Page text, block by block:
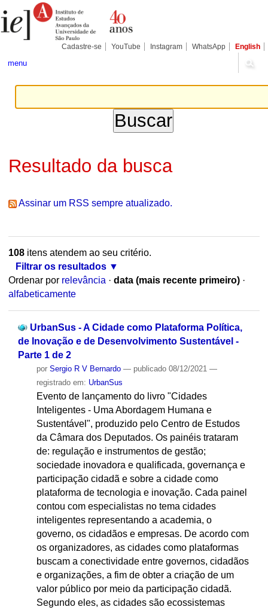
para
conteúdo.
Pessoais
Cadastre-se YouTube Instagram WhatsApp English
menu
Resultado da busca
Assinar um RSS sempre atualizado.
108itens atendem ao seu critério.
Filtrar os resultados
Ordenar por relevância · data (mais recente primeiro) ·
alfabeticamente
UrbanSus - A Cidade como Plataforma Política,
de Inovação e de Desenvolvimento Sustentável -
Parte 1 de 2
por Sergio R V Bernardo — publicado08/12/2021 —
registrado em: UrbanSus
Evento de lançamento do livro "Cidades
Inteligentes - Uma Abordagem Humana e
Sustentável", produzido pelo Centro de Estudos
da Câmara dos Deputados. Os painéis trataram
de: regulação e instrumentos de gestão;
sociedade inovadora e qualificada, governança e
participação cidadã e sobre a cidade como
plataforma de tecnologia e inovação. Cada painel
contou com especialistas no tema cidades
inteligentes representando a academia, o
governo, os cidadãos e empresas. De acordo com
os organizadores, as cidades como plataformas
buscam a conectividade entre governos, cidadãos
e organizações, a fim de obter a criação de um
valor público por meio da participação cidadã.
Segundo eles, as cidades são ecossistemas